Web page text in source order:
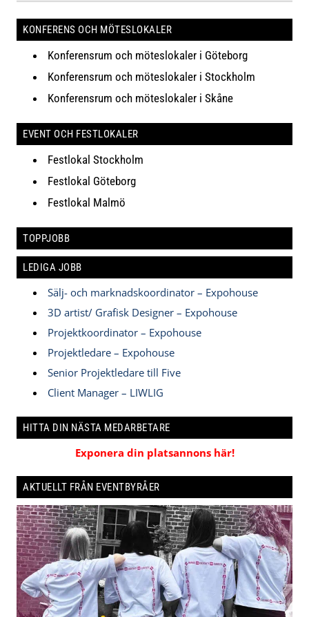
KONFERENS OCH MÖTESLOKALER
Konferensrum och möteslokaler i Göteborg
Konferensrum och möteslokaler i Stockholm
Konferensrum och möteslokaler i Skåne
EVENT OCH FESTLOKALER
Festlokal Stockholm
Festlokal Göteborg
Festlokal Malmö
TOPPJOBB
LEDIGA JOBB
Sälj- och marknadskoordinator – Expohouse
3D artist/ Grafisk Designer – Expohouse
Projektkoordinator – Expohouse
Projektledare – Expohouse
Senior Projektledare till Five
Client Manager – LIWLIG
HITTA DIN NÄSTA MEDARBETARE
Exponera din platsannons här!
AKTUELLT FRÅN EVENTBYRÅER